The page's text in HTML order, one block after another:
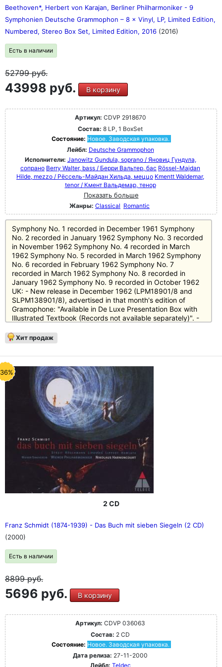
Рахманинова, Сибелиуса, Айвза, Яначека, Равеля и
многих других.
Beethoven*, Herbert von Karajan, Berliner Philharmoniker - 9
Symphonien Deutsche Grammophon ‎– 8 × Vinyl, LP, Limited Edition,
Numbered, Stereo Box Set, Limited Edition, 2016 (2016)
Есть в наличии
52799руб.
43998 руб. В корзину
Артикул: CDVP 2918670
Состав: 8 LP, 1 BoxSet
Состояние: Новое. Заводская упаковка.
Лейбл: Deutsche Grammophon
Исполнители: Janowitz Gundula, soprano / Яновиц Гундула,
сопрано Berry Walter, bass / Берри Вальтер, бас Rössel-Majdan
Hilde, mezzo / Рёссель-Майдан Хильда, меццо Kmentt Waldemar,
tenor / Кмент Вальдемар, тенор
Показать больше
Жанры: Classical Romantic
Symphony No. 1 recorded in December 1961 Symphony
No. 2 recorded in January 1962 Symphony No. 3 recorded
in November 1962 Symphony No. 4 recorded in March
1962 Symphony No. 5 recorded in March 1962 Symphony
No. 6 recorded in February 1962 Symphony No. 7
recorded in March 1962 Symphony No. 8 recorded in
January 1962 Symphony No. 9 recorded in October 1962
UK: - New release in December 1962 (LPM18901/8 and
SLPM138901/8), advertised in that month's edition of
Gramophone: "Available in De Luxe Presentation Box with
Illustrated Textbook (Records not available separately)". -
catalogue numbers KL1-8 and SKL101-8). - By late 1963,
the records were available individually.
Хит продаж
2 CD
Franz Schmidt (1874-1939) - Das Buch mit sieben Siegeln (2 CD)
(2000)
Есть в наличии
8899руб.
5696 руб. В корзину
Артикул: CDVP 036063
Состав: 2 CD
Состояние: Новое. Заводская упаковка.
Дата релиза: 27-11-2000
Лейбл: Teldec